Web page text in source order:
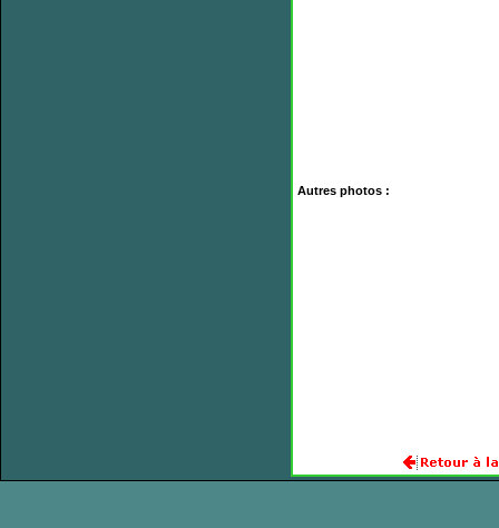
Autres photos :